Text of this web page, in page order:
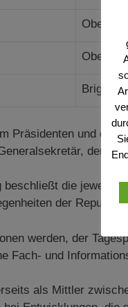
Oberst
Oberst
Präsidenten und den
dem
beschließt die jeweils
der Republik
werden, der
Fach- und
als Mittler